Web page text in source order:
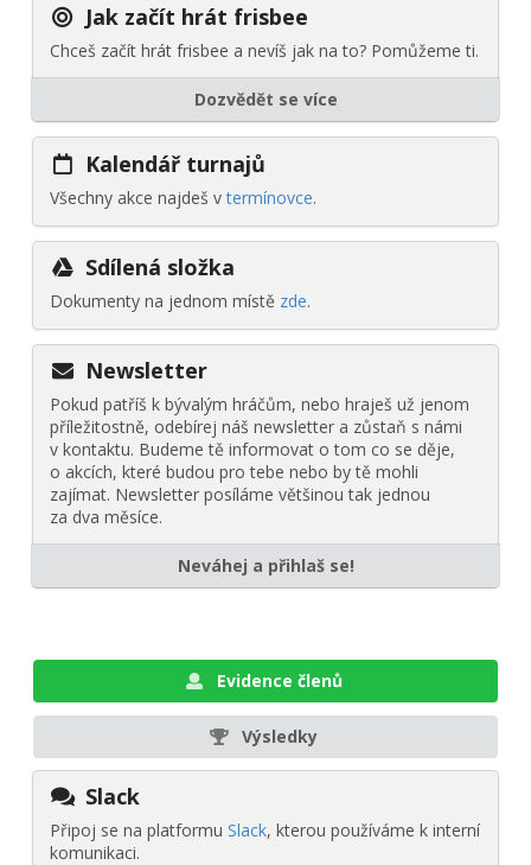
Jak začít hrát frisbee
Chceš začít hrát frisbee a nevíš jak na to? Pomůžeme ti.
Dozvědět se více
Kalendář turnajů
Všechny akce najdeš vtermínovce.
Sdílená složka
Dokumenty na jednom místě zde.
Newsletter
Pokud patříš k bývalým hráčům, nebo hraješ už jenom
příležitostně, odebírej náš newsletter a zůstaň s námi
v kontaktu. Budeme tě informovat o tom co se děje,
o akcích, které budou pro tebe nebo by tě mohli
zajímat. Newsletter posíláme většinou tak jednou
za dva měsíce.
Neváhej a přihlaš se!
Evidence členů
Výsledky
Slack
Připoj se na platformu Slack, kterou používáme k interní
komunikaci.